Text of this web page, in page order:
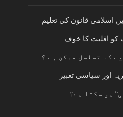
اسلامی قانون کی تعلیم
کو اقلیت کا خوف
کا تسلسل ممکن ہے ؟
اور سیاسی تعبیر
ہو سکتا ہے؟